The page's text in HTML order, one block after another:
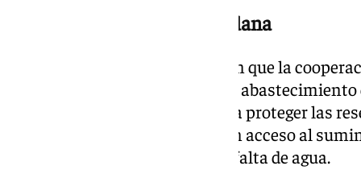
Apoyo y colaboración ciudadana
Los cuatro municipios subrayan que la
fundamental para garantizar el
meses críticos. La medida busca proteger las
que todos los habitantes tengan acceso al
situaciones de emergencia por falta de agua.